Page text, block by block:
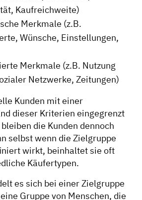
Kaufreichweite)
Merkmale (z.B.
Wünsche, Einstellungen,
Merkmale (z.B. Nutzung
Netzwerke, Zeitungen)
Kunden mit einer
dieser Kriterien eingegrenzt
die Kunden dennoch
selbst wenn die Zielgruppe
wirkt, beinhaltet sie oft
Käufertypen.
es sich bei einer Zielgruppe
Gruppe von Menschen, die